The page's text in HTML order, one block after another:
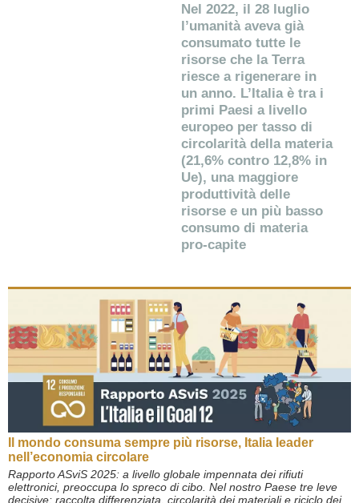
Nel 2022, il 28 luglio
l’umanità aveva già
consumato tutte le
risorse che la Terra
riesce a rigenerare in
un anno. L’Italia è tra i
primi Paesi a livello
europeo per tasso di
circolarità della materia
(21,6% contro 12,8% in
Ue), una maggiore
produttività delle
risorse e un più basso
consumo di materia
pro-capite
Il mondo consuma sempre più risorse, Italia leader
nell’economia circolare
Rapporto ASviS 2025: a livello globale impennata dei rifiuti
elettronici, preoccupa lo spreco di cibo. Nel nostro Paese tre leve
decisive: raccolta differenziata, circolarità dei materiali e riciclo dei